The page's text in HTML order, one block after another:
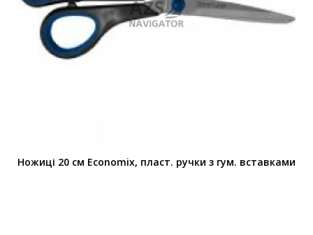
Ножиці 20 см Economix, пласт. ручки з гум. вставками